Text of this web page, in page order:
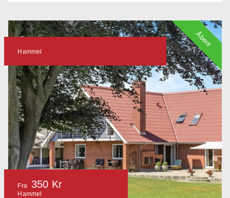
Hammel
Fra 350 Kr
Hammel
Åbent